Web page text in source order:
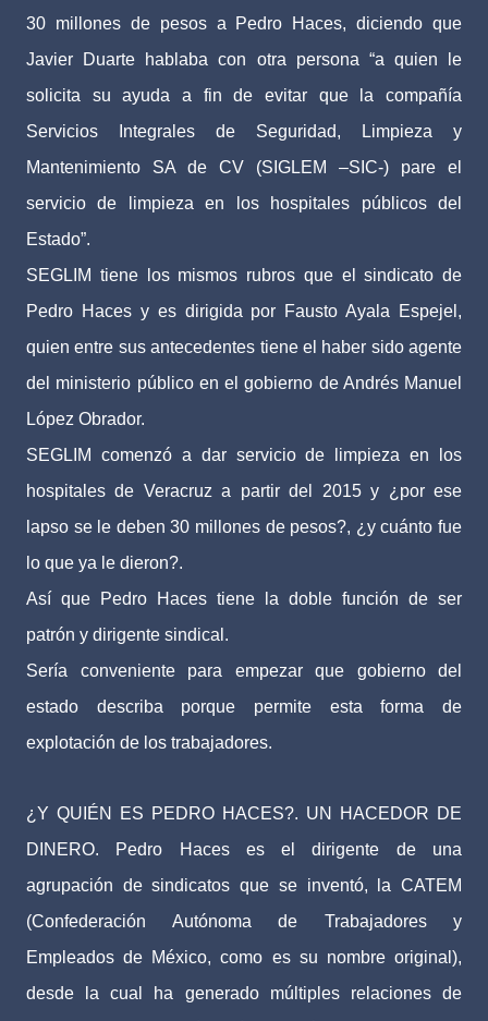
30 millones de pesos a Pedro Haces, diciendo que
Javier Duarte hablaba con otra persona “a quien le
solicita su ayuda a fin de evitar que la compañía
Servicios Integrales de Seguridad, Limpieza y
Mantenimiento SA de CV (SIGLEM –SIC-) pare el
servicio de limpieza en los hospitales públicos del
Estado”.
SEGLIM tiene los mismos rubros que el sindicato de
Pedro Haces y es dirigida por Fausto Ayala Espejel,
quien entre sus antecedentes tiene el haber sido agente
del ministerio público en el gobierno de Andrés Manuel
López Obrador.
SEGLIM comenzó a dar servicio de limpieza en los
hospitales de Veracruz a partir del 2015 y ¿por ese
lapso se le deben 30 millones de pesos?, ¿y cuánto fue
lo que ya le dieron?.
Así que Pedro Haces tiene la doble función de ser
patrón y dirigente sindical.
Sería conveniente para empezar que gobierno del
estado describa porque permite esta forma de
explotación de los trabajadores.
¿Y QUIÉN ES PEDRO HACES?. UN HACEDOR DE
DINERO. Pedro Haces es el dirigente de una
agrupación de sindicatos que se inventó, la CATEM
(Confederación Autónoma de Trabajadores y
Empleados de México, como es su nombre original),
desde la cual ha generado múltiples relaciones de